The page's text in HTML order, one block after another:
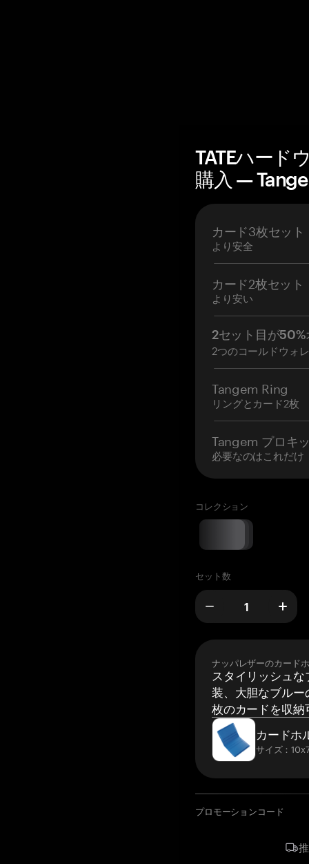
TATEハード
購入 —
カード3枚セット
より安全
カード2枚セット
より安い
2セット目が50%
2つのコールドウォ
Tangem Ring
リングとカード2枚
Tangem プロキ
必要なのはこれだけ
コレクション
セット数
ナッパレザーのカード
スタイリッシュ
装、大胆なブルー
枚のカードを収納
カードホ
サイズ：
プロモーションコード